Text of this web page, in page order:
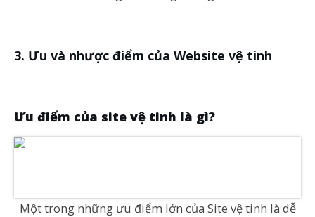
Ưu và nhược điểm của Website vệ tinh
Ưu điểm của site vệ tinh là gì?
Một trong những ưu điểm lớn của Site vệ tinh là dễ